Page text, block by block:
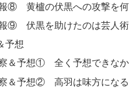
⑧ 黄櫨の伏黒への攻撃を何
⑨ 伏黒を助けたのは芸人術
予想
＆予想① 全く予想できなか
＆予想② 高羽は味方にな